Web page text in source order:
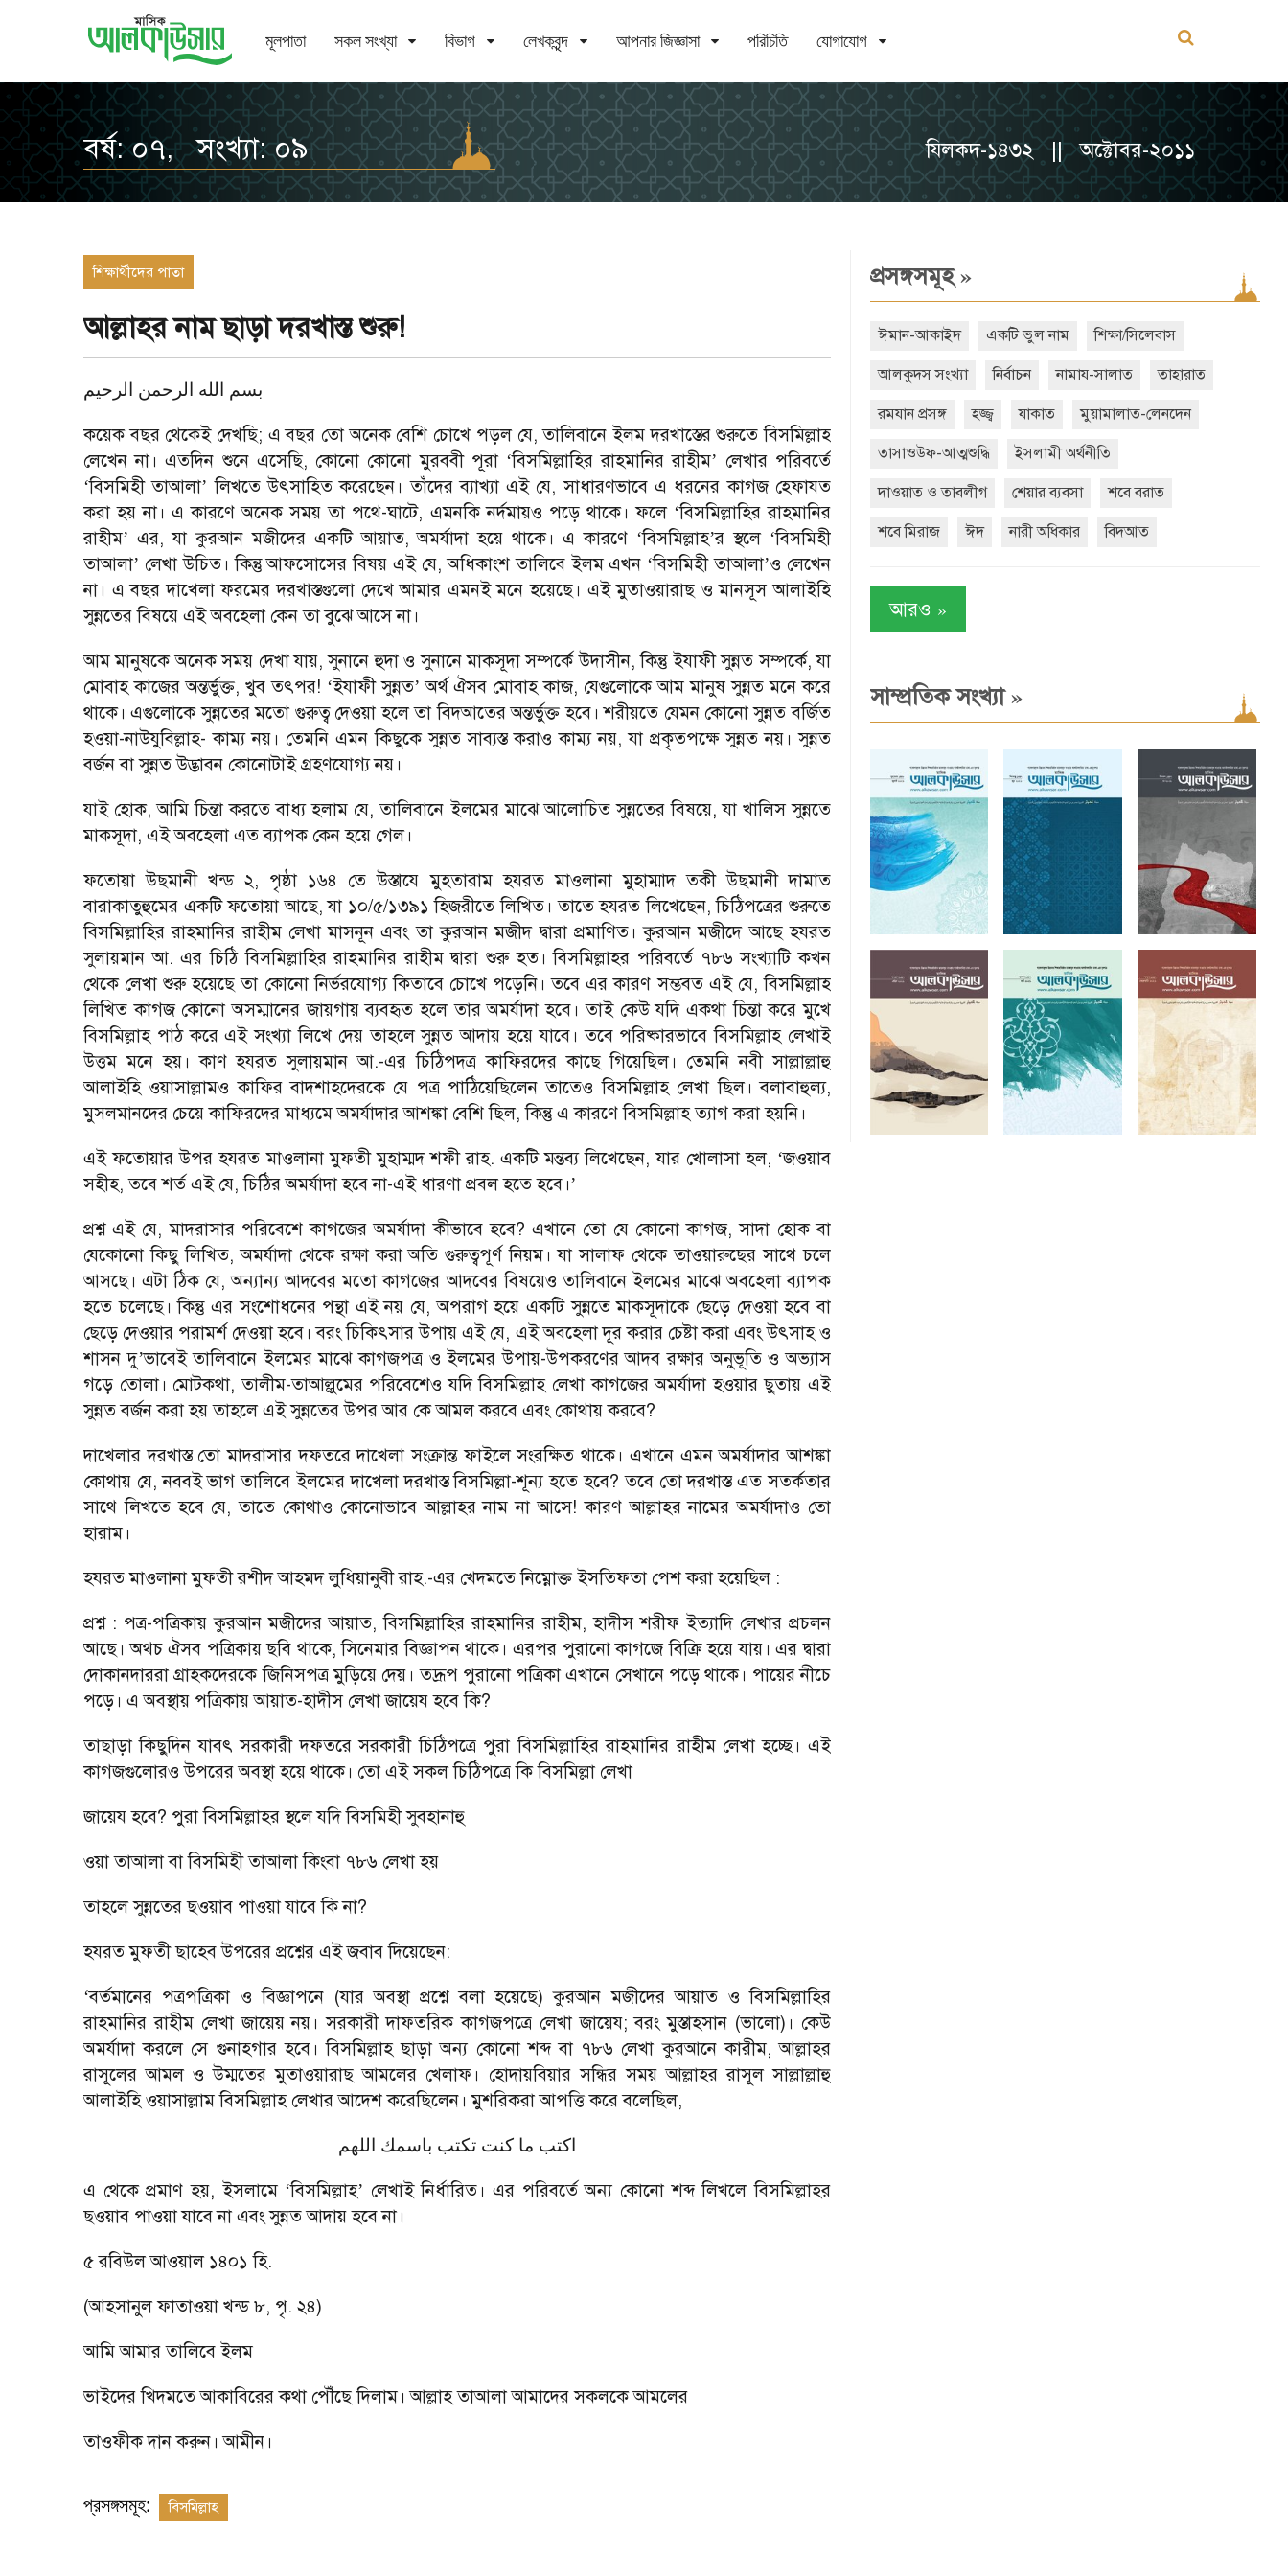
মূলপাতা সকল সংখ্যা বিভাগ লেখকবৃন্দ আপনার জিজ্ঞাসা পরিচিতি যোগাযোগ
বর্ষ: ০৭, সংখ্যা: ০৯ যিলকদ-১৪৩২ || অক্টোবর-২০১১
শিক্ষার্থীদের পাতা
আল্লাহর নাম ছাড়া দরখাস্ত শুরু!
بسم الله الرحمن الرحيم
কয়েক বছর থেকেই দেখছি; এ বছর তো অনেক বেশি চোখে পড়ল যে, তালিবানে ইলম দরখাস্তের শুরুতে বিসমিল্লাহ
লেখেন না। এতদিন শুনে এসেছি, কোনো কোনো মুরববী পূরা ‘বিসমিল্লাহির রাহমানির রাহীম’ লেখার পরিবর্তে
‘বিসমিহী তাআলা’ লিখতে উৎসাহিত করেছেন। তাঁদের ব্যাখ্যা এই যে, সাধারণভাবে এ ধরনের কাগজ হেফাযত
করা হয় না। এ কারণে অনেক সময় তা পথে-ঘাটে, এমনকি নর্দমায়ও পড়ে থাকে। ফলে ‘বিসমিল্লাহির রাহমানির
রাহীম’ এর, যা কুরআন মজীদের একটি আয়াত, অমর্যাদা হয়ে থাকে। এ কারণে ‘বিসমিল্লাহ’র স্থলে ‘বিসমিহী
তাআলা’ লেখা উচিত। কিন্তু আফসোসের বিষয় এই যে, অধিকাংশ তালিবে ইলম এখন ‘বিসমিহী তাআলা’ও লেখেন
না। এ বছর দাখেলা ফরমের দরখাস্তগুলো দেখে আমার এমনই মনে হয়েছে। এই মুতাওয়ারাছ ও মানসূস আলাইহি
সুন্নতের বিষয়ে এই অবহেলা কেন তা বুঝে আসে না।
আম মানুষকে অনেক সময় দেখা যায়, সুনানে হুদা ও সুনানে মাকসূদা সম্পর্কে উদাসীন, কিন্তু ইযাফী সুন্নত সম্পর্কে, যা
মোবাহ কাজের অন্তর্ভুক্ত, খুব তৎপর! ‘ইযাফী সুন্নত’ অর্থ ঐসব মোবাহ কাজ, যেগুলোকে আম মানুষ সুন্নত মনে করে
থাকে। এগুলোকে সুন্নতের মতো গুরুত্ব দেওয়া হলে তা বিদআতের অন্তর্ভুক্ত হবে। শরীয়তে যেমন কোনো সুন্নত বর্জিত
হওয়া-নাউযুবিল্লাহ- কাম্য নয়। তেমনি এমন কিছুকে সুন্নত সাব্যস্ত করাও কাম্য নয়, যা প্রকৃতপক্ষে সুন্নত নয়। সুন্নত
বর্জন বা সুন্নত উদ্ভাবন কোনোটাই গ্রহণযোগ্য নয়।
যাই হোক, আমি চিন্তা করতে বাধ্য হলাম যে, তালিবানে ইলমের মাঝে আলোচিত সুন্নতের বিষয়ে, যা খালিস সুন্নতে
মাকসূদা, এই অবহেলা এত ব্যাপক কেন হয়ে গেল।
ফতোয়া উছমানী খন্ড ২, পৃষ্ঠা ১৬৪ তে উস্তাযে মুহতারাম হযরত মাওলানা মুহাম্মাদ তকী উছমানী দামাত
বারাকাতুহুমের একটি ফতোয়া আছে, যা ১০/৫/১৩৯১ হিজরীতে লিখিত। তাতে হযরত লিখেছেন, চিঠিপত্রের শুরুতে
বিসমিল্লাহির রাহমানির রাহীম লেখা মাসনূন এবং তা কুরআন মজীদ দ্বারা প্রমাণিত। কুরআন মজীদে আছে হযরত
সুলায়মান আ. এর চিঠি বিসমিল্লাহির রাহমানির রাহীম দ্বারা শুরু হত। বিসমিল্লাহর পরিবর্তে ৭৮৬ সংখ্যাটি কখন
থেকে লেখা শুরু হয়েছে তা কোনো নির্ভরযোগ্য কিতাবে চোখে পড়েনি। তবে এর কারণ সম্ভবত এই যে, বিসমিল্লাহ
লিখিত কাগজ কোনো অসম্মানের জায়গায় ব্যবহৃত হলে তার অমর্যাদা হবে। তাই কেউ যদি একথা চিন্তা করে মুখে
বিসমিল্লাহ পাঠ করে এই সংখ্যা লিখে দেয় তাহলে সুন্নত আদায় হয়ে যাবে। তবে পরিষ্কারভাবে বিসমিল্লাহ লেখাই
উত্তম মনে হয়। কাণ হযরত সুলায়মান আ.-এর চিঠিপদত্র কাফিরদের কাছে গিয়েছিল। তেমনি নবী সাল্লাল্লাহু
আলাইহি ওয়াসাল্লামও কাফির বাদশাহদেরকে যে পত্র পাঠিয়েছিলেন তাতেও বিসমিল্লাহ লেখা ছিল। বলাবাহুল্য,
মুসলমানদের চেয়ে কাফিরদের মাধ্যমে অমর্যাদার আশঙ্কা বেশি ছিল, কিন্তু এ কারণে বিসমিল্লাহ ত্যাগ করা হয়নি।
এই ফতোয়ার উপর হযরত মাওলানা মুফতী মুহাম্মদ শফী রাহ. একটি মন্তব্য লিখেছেন, যার খোলাসা হল, ‘জওয়াব
সহীহ, তবে শর্ত এই যে, চিঠির অমর্যাদা হবে না-এই ধারণা প্রবল হতে হবে।’
প্রশ্ন এই যে, মাদরাসার পরিবেশে কাগজের অমর্যাদা কীভাবে হবে? এখানে তো যে কোনো কাগজ, সাদা হোক বা
যেকোনো কিছু লিখিত, অমর্যাদা থেকে রক্ষা করা অতি গুরুত্বপূর্ণ নিয়ম। যা সালাফ থেকে তাওয়ারুছের সাথে চলে
আসছে। এটা ঠিক যে, অন্যান্য আদবের মতো কাগজের আদবের বিষয়েও তালিবানে ইলমের মাঝে অবহেলা ব্যাপক
হতে চলেছে। কিন্তু এর সংশোধনের পন্থা এই নয় যে, অপরাগ হয়ে একটি সুন্নতে মাকসূদাকে ছেড়ে দেওয়া হবে বা
ছেড়ে দেওয়ার পরামর্শ দেওয়া হবে। বরং চিকিৎসার উপায় এই যে, এই অবহেলা দূর করার চেষ্টা করা এবং উৎসাহ ও
শাসন দু’ভাবেই তালিবানে ইলমের মাঝে কাগজপত্র ও ইলমের উপায়-উপকরণের আদব রক্ষার অনুভূতি ও অভ্যাস
গড়ে তোলা। মোটকথা, তালীম-তাআল্লুমের পরিবেশেও যদি বিসমিল্লাহ লেখা কাগজের অমর্যাদা হওয়ার ছুতায় এই
সুন্নত বর্জন করা হয় তাহলে এই সুন্নতের উপর আর কে আমল করবে এবং কোথায় করবে?
দাখেলার দরখাস্ত তো মাদরাসার দফতরে দাখেলা সংক্রান্ত ফাইলে সংরক্ষিত থাকে। এখানে এমন অমর্যাদার আশঙ্কা
কোথায় যে, নববই ভাগ তালিবে ইলমের দাখেলা দরখাস্ত বিসমিল্লা-শূন্য হতে হবে? তবে তো দরখাস্ত এত সতর্কতার
সাথে লিখতে হবে যে, তাতে কোথাও কোনোভাবে আল্লাহর নাম না আসে! কারণ আল্লাহর নামের অমর্যাদাও তো
হারাম।
হযরত মাওলানা মুফতী রশীদ আহমদ লুধিয়ানুবী রাহ.-এর খেদমতে নিম্নোক্ত ইসতিফতা পেশ করা হয়েছিল :
প্রশ্ন : পত্র-পত্রিকায় কুরআন মজীদের আয়াত, বিসমিল্লাহির রাহমানির রাহীম, হাদীস শরীফ ইত্যাদি লেখার প্রচলন
আছে। অথচ ঐসব পত্রিকায় ছবি থাকে, সিনেমার বিজ্ঞাপন থাকে। এরপর পুরানো কাগজে বিক্রি হয়ে যায়। এর দ্বারা
দোকানদাররা গ্রাহকদেরকে জিনিসপত্র মুড়িয়ে দেয়। তদ্রূপ পুরানো পত্রিকা এখানে সেখানে পড়ে থাকে। পায়ের নীচে
পড়ে। এ অবস্থায় পত্রিকায় আয়াত-হাদীস লেখা জায়েয হবে কি?
তাছাড়া কিছুদিন যাবৎ সরকারী দফতরে সরকারী চিঠিপত্রে পুরা বিসমিল্লাহির রাহমানির রাহীম লেখা হচ্ছে। এই
কাগজগুলোরও উপরের অবস্থা হয়ে থাকে। তো এই সকল চিঠিপত্রে কি বিসমিল্লা লেখা
জায়েয হবে? পুরা বিসমিল্লাহর স্থলে যদি বিসমিহী সুবহানাহু
ওয়া তাআলা বা বিসমিহী তাআলা কিংবা ৭৮৬ লেখা হয়
তাহলে সুন্নতের ছওয়াব পাওয়া যাবে কি না?
হযরত মুফতী ছাহেব উপরের প্রশ্নের এই জবাব দিয়েছেন:
‘বর্তমানের পত্রপত্রিকা ও বিজ্ঞাপনে (যার অবস্থা প্রশ্নে বলা হয়েছে) কুরআন মজীদের আয়াত ও বিসমিল্লাহির
রাহমানির রাহীম লেখা জায়েয় নয়। সরকারী দাফতরিক কাগজপত্রে লেখা জায়েয; বরং মুস্তাহসান (ভালো)। কেউ
অমর্যাদা করলে সে গুনাহগার হবে। বিসমিল্লাহ ছাড়া অন্য কোনো শব্দ বা ৭৮৬ লেখা কুরআনে কারীম, আল্লাহর
রাসূলের আমল ও উম্মতের মুতাওয়ারাছ আমলের খেলাফ। হোদায়বিয়ার সন্ধির সময় আল্লাহর রাসূল সাল্লাল্লাহু
আলাইহি ওয়াসাল্লাম বিসমিল্লাহ লেখার আদেশ করেছিলেন। মুশরিকরা আপত্তি করে বলেছিল,
اكتب ما كنت تكتب باسمك اللهم
এ থেকে প্রমাণ হয়, ইসলামে ‘বিসমিল্লাহ’ লেখাই নির্ধারিত। এর পরিবর্তে অন্য কোনো শব্দ লিখলে বিসমিল্লাহর
ছওয়াব পাওয়া যাবে না এবং সুন্নত আদায় হবে না।
৫ রবিউল আওয়াল ১৪০১ হি.
(আহসানুল ফাতাওয়া খন্ড ৮, পৃ. ২৪)
আমি আমার তালিবে ইলম
ভাইদের খিদমতে আকাবিরের কথা পৌঁছে দিলাম। আল্লাহ তাআলা আমাদের সকলকে আমলের
তাওফীক দান করুন। আমীন।
প্রসঙ্গসমূহ: বিসমিল্লাহ
প্রসঙ্গসমূহ»
ঈমান-আকাইদ একটি ভুল নাম শিক্ষা/সিলেবাস
আলকুদস সংখ্যা নির্বাচন নামায-সালাত তাহারাত
রমযান প্রসঙ্গ হজ্জ্ব যাকাত মুয়ামালাত-লেনদেন
তাসাওউফ-আত্মশুদ্ধি ইসলামী অর্থনীতি
দাওয়াত ও তাবলীগ শেয়ার ব্যবসা শবে বরাত
শবে মিরাজ ঈদ নারী অধিকার বিদআত
আরও »
সাম্প্রতিক সংখ্যা»